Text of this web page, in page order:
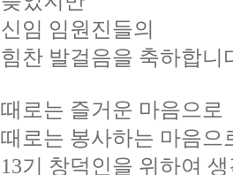
신임 임원진들의
힘찬 발걸음을 축하합니
때로는 즐거운 마음으로
때로는 봉사하는 마음으
13기 창덕인을 위하여